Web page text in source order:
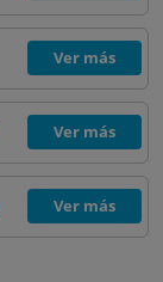
Ver más
Ver más
Ver más